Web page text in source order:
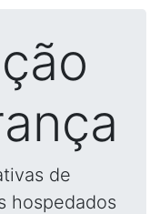
de
hospedados